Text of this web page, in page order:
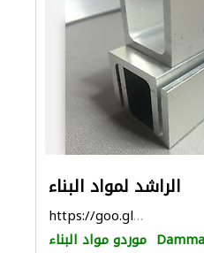
الراشد لمواد البناء
https://goo.gl/maps/3LWBMFtvD53E631y5
موردو مواد البناء